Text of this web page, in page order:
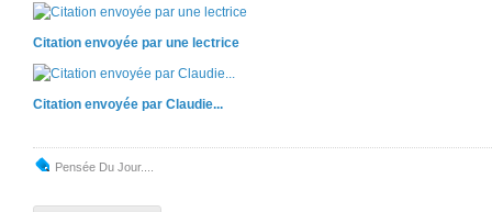
Citation envoyée par une lectrice
Citation envoyée par Claudie...
Pensée Du Jour....